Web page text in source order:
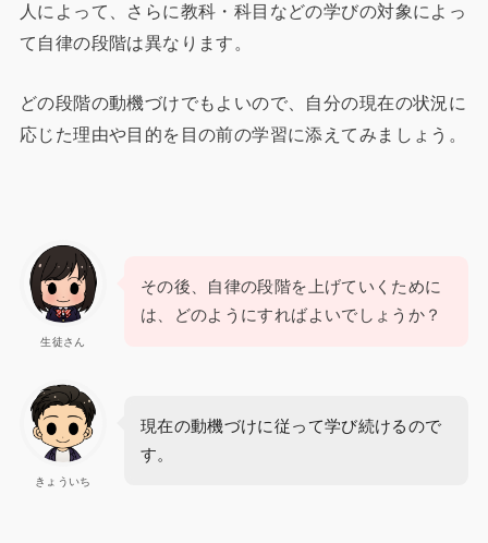
人によって、さらに教科・科目などの学びの対象によっ
て自律の段階は異なります。
どの段階の動機づけでもよいので、自分の現在の状況に
応じた理由や目的を目の前の学習に添えてみましょう。
生徒さん
その後、自律の段階を上げていくために
は、どのようにすればよいでしょうか？
きょういち
現在の動機づけに従って学び続けるので
す。